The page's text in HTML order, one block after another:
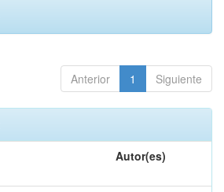
Anterior 1 Siguiente
Autor(es)